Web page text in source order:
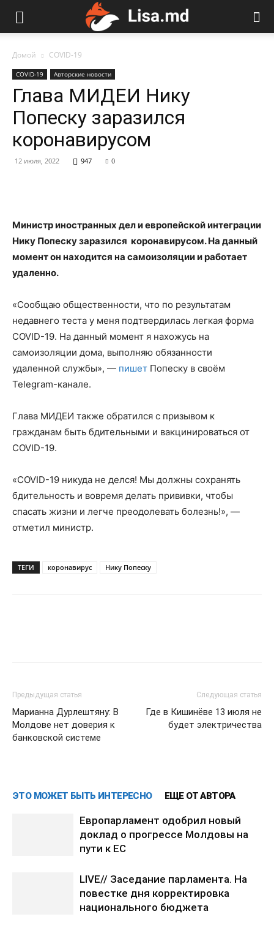
Домой COVID-19
COVID-19 Авторские новости
Глава МИДЕИ Нику
Попеску заразился
коронавирусом
12 июля, 2022 947 0
Министр иностранных дел и европейской интеграции
Нику Попеску заразился коронавирусом. На данный
момент он находится на самоизоляции и работает
удаленно.
«Сообщаю общественности, что по результатам
недавнего теста у меня подтвердилась легкая форма
COVID-19. На данный момент я нахожусь на
самоизоляции дома, выполняю обязанности
удаленной службы», — пишет Попеску в своём
Telegram-канале.
Глава МИДЕИ также обратился с призывом к
гражданам быть бдительными и вакцинироваться от
COVID-19.
«COVID-19 никуда не делся! Мы должны сохранять
бдительность и вовремя делать прививки, чтобы
спасать жизни и легче преодолевать болезнь!», —
отметил министр.
ТЕГИ коронавирус Нику Попеску
Предыдущая статья
Марианна Дурлештяну: В
Молдове нет доверия к
банковской системе
Следующая статья
Где в Кишинёве 13 июля не
будет электричества
ЭТО МОЖЕТ БЫТЬ ИНТЕРЕСНО ЕЩЕ ОТ АВТОРА
Европарламент одобрил новый
доклад о прогрессе Молдовы на
пути к ЕС
LIVE// Заседание парламента. На
повестке дня корректировка
национального бюджета